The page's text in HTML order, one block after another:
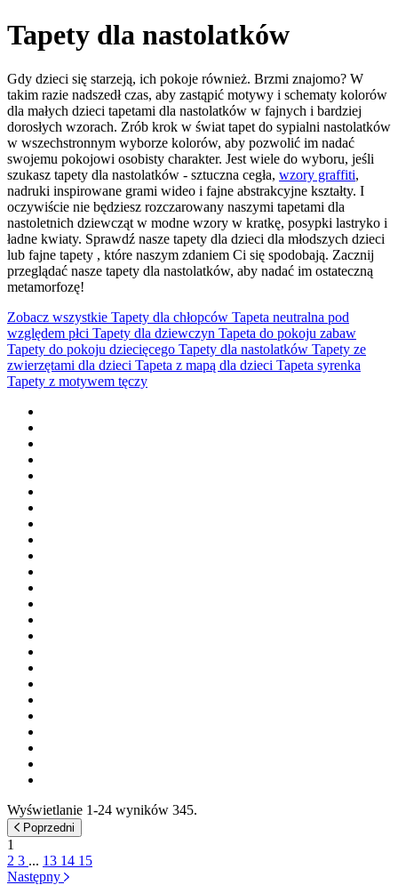
Tapety dla nastolatków
Gdy dzieci się starzeją, ich pokoje również. Brzmi znajomo? W
takim razie nadszedł czas, aby zastąpić motywy i schematy kolorów
dla małych dzieci tapetami dla nastolatków w fajnych i bardziej
dorosłych wzorach. Zrób krok w świat tapet do sypialni nastolatków
w wszechstronnym wyborze kolorów, aby pozwolić im nadać
swojemu pokojowi osobisty charakter. Jest wiele do wyboru, jeśli
szukasz tapety dla nastolatków - sztuczna cegła, wzory graffiti,
nadruki inspirowane grami wideo i fajne abstrakcyjne kształty. I
oczywiście nie będziesz rozczarowany naszymi tapetami dla
nastoletnich dziewcząt w modne wzory w kratkę, posypki lastryko i
ładne kwiaty. Sprawdź nasze tapety dla dzieci dla młodszych dzieci
lub fajne tapety , które naszym zdaniem Ci się spodobają. Zacznij
przeglądać nasze tapety dla nastolatków, aby nadać im ostateczną
metamorfozę!
Zobacz wszystkie Tapety dla chłopców Tapeta neutralna pod
względem płci Tapety dla dziewczyn Tapeta do pokoju zabaw
Tapety do pokoju dziecięcego Tapety dla nastolatków Tapety ze
zwierzętami dla dzieci Tapeta z mapą dla dzieci Tapeta syrenka
Tapety z motywem tęczy
Wyświetlanie 1-24 wyników 345.
Poprzedni
1
2 3 ... 13 14 15
Następny